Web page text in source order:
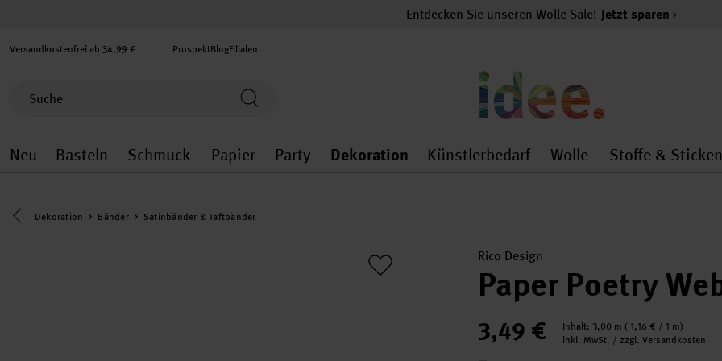
Entdecken Sie unseren Wolle Sale! Jetzt sparen
Versandkostenfrei ab 34,99 € ProspektBlogFilialen
Neu
Neu general.openMenu
Basteln
Basteln general.openMenu
Schmuck
Schmuck general.openMenu
Papier
Papier general.openMenu
Party
Party general.openMenu
Dekoration
Dekoration general.openMenu
Künstlerbedarf
Künstlerbedarf
Wolle
Wolle
Stoffe & Sticken
Eine Kategorie zurück navigieren
Dekoration Bänder Satinbänder & Taftbänder
Rico Design
Paper Poetry
3,49 € Inhalt: 3,00 m ( 1,16 € / 1 m)
inkl. MwSt. / zzgl. Versandkosten